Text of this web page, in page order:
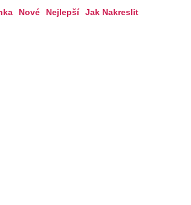
Nové Nejlepší Jak Nakreslit